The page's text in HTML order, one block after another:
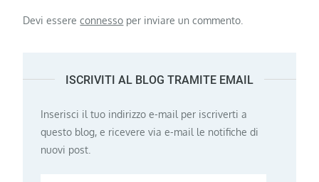
Devi essereconnesso per inviare un commento.
ISCRIVITI AL BLOG TRAMITE EMAIL
Inserisci il tuo indirizzo e-mail per iscriverti a
questo blog, e ricevere via e-mail le notifiche di
nuovi post.